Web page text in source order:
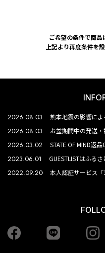
ご希望の条件で商品
上記より再度条件を
2026.08.03 熊本地震の影響によ
2026.08.03 お盆期間中の発送
2026.03.02 STATE OF MIND返
2023.06.01 GUESTLISTはふる
2022.09.20 本人認証サービス
Facebook